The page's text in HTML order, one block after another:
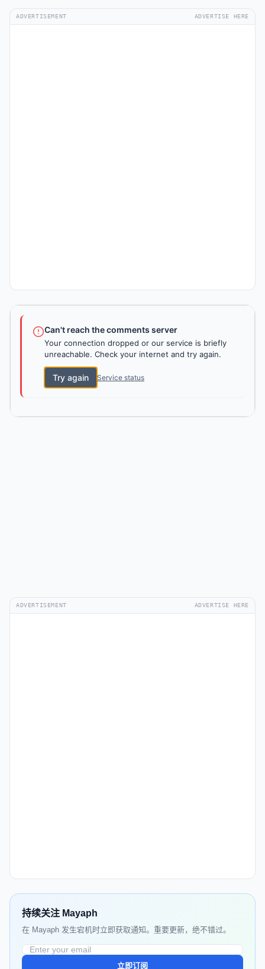
ADVERTISEMENT ADVERTISE HERE
Can't reach the comments server
Your connection dropped or our service is briefly
unreachable. Check your internet and try again.
Try again Service status
ADVERTISEMENT ADVERTISE HERE
持续关注 Mayaph
在 Mayaph 发生宕机时立即获取通知。重要更新，绝不错过。
立即订阅